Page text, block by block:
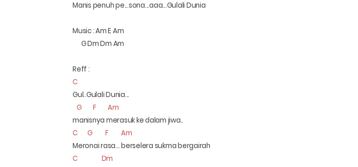
Manis penuh pe...sona...aaa...Gulali Dunia
Music : Am E Am
G Dm Dm Am
Reff :
C
Gul..Gulali Dunia...
G
F
Am
manisnya merasuk ke dalam jiwa..
C
G F
Am
Meronai rasa... berselera sukma bergairah
C
Dm